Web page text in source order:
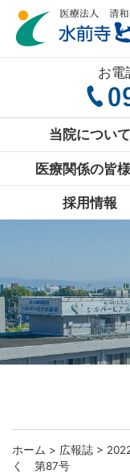
お電
当院について
医療関係の皆
採用情報
ホーム > 広報誌 >
く 第87号